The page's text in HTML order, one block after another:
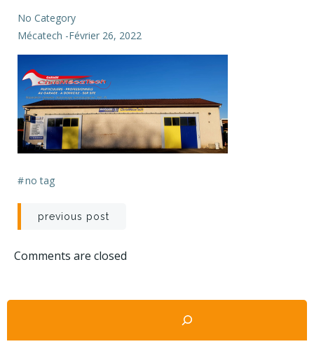
No Category
Mécatech -Février 26, 2022
#no tag
Navigation
de
previous post
Comments are closed
Rechercher